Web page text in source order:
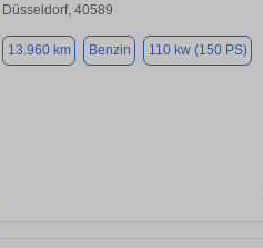
Düsseldorf, 40589
13.960 km Benzin 110 kw (150 PS)